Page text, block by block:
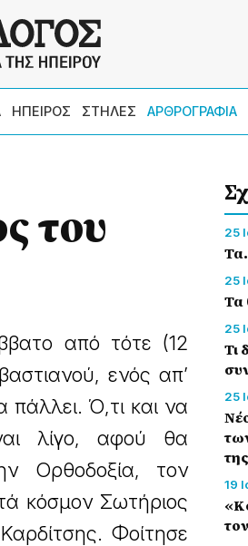
ΗΠΕΙΡΟΣ ΣΤΗΛΕΣ ΑΡΘΡΟΓΡΑΦΙΑ
του
από τότε (12
ενός απ’
Ό,τι και να
λίγο, αφού θα
Ορθοδοξία, τον
κόσμον Σωτήριος
Φοίτησε
25
25
Τα
25
Τι
25
19